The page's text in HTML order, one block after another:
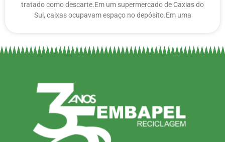
tratado como descarte.Em um supermercado de Caxias do
Sul, caixas ocupavam espaço no depósito.Em uma